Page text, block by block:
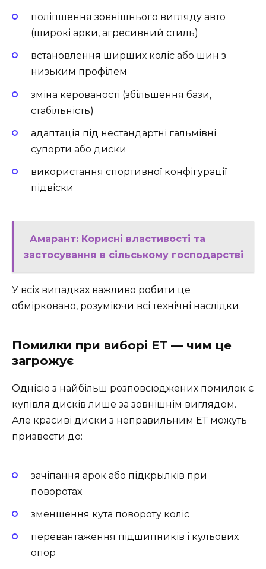
поліпшення зовнішнього вигляду авто
(широкі арки, агресивний стиль)
встановлення ширших коліс або шин з
низьким профілем
зміна керованості (збільшення бази,
стабільність)
адаптація під нестандартні гальмівні
супорти або диски
використання спортивної конфігурації
підвіски
Амарант: Корисні властивості та
застосування в сільському господарстві
У всіх випадках важливо робити це
обмірковано, розуміючи всі технічні наслідки.
Помилки при виборі ЕТ — чим це
загрожує
Однією з найбільш розповсюджених помилок є
купівля дисків лише за зовнішнім виглядом.
Але красиві диски з неправильним ЕТ можуть
призвести до:
зачіпання арок або підкрылків при
поворотах
зменшення кута повороту коліс
перевантаження підшипників і кульових
опор